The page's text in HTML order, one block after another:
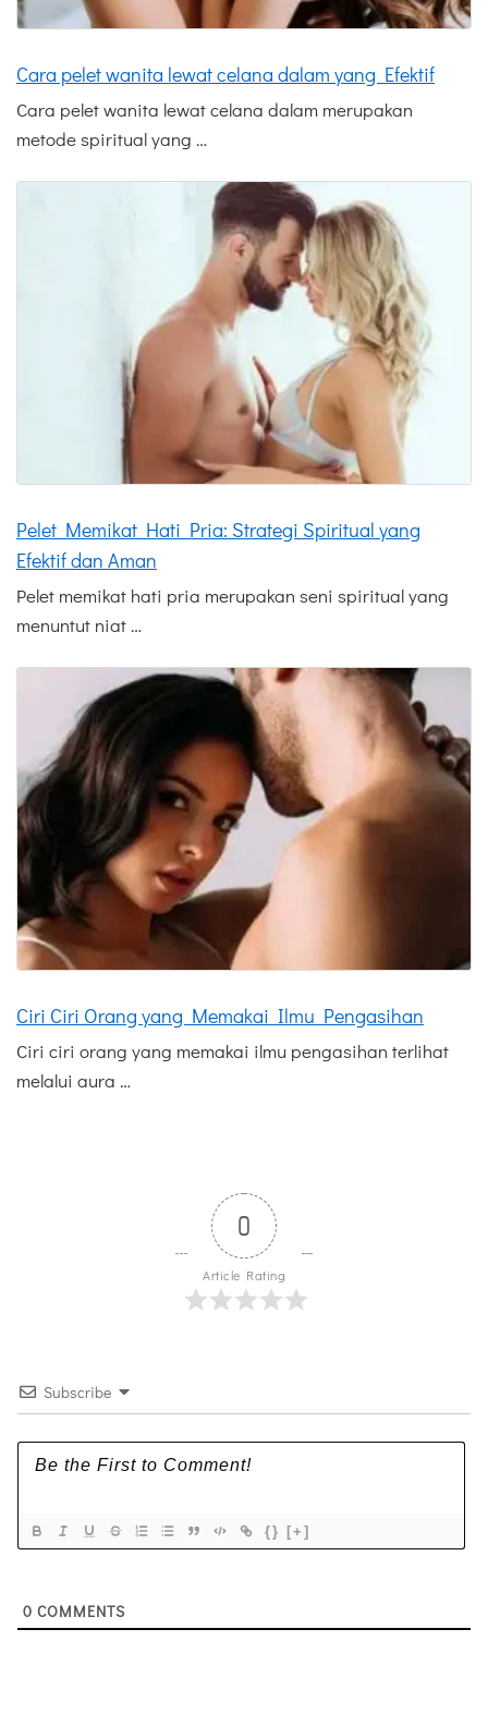
Cara pelet wanita lewat celana dalam yang Efektif
Cara pelet wanita lewat celana dalam merupakan
metode spiritual yang …
Pelet Memikat Hati Pria: Strategi Spiritual yang
Efektif dan Aman
Pelet memikat hati pria merupakan seni spiritual yang
menuntut niat …
Ciri Ciri Orang yang Memakai Ilmu Pengasihan
Ciri ciri orang yang memakai ilmu pengasihan terlihat
melalui aura …
0
Article Rating
Subscribe
{} [+]
0 COMMENTS